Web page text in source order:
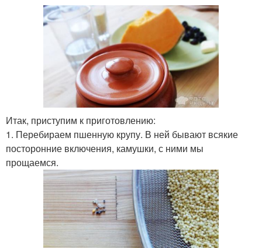
Итак, приступим к приготовлению:
1. Перебираем пшенную крупу. В ней бывают всякие
посторонние включения, камушки, с ними мы
прощаемся.